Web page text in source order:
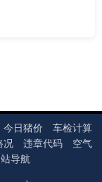
今日猪价
车检计算
况 违章代码
空气
站导航